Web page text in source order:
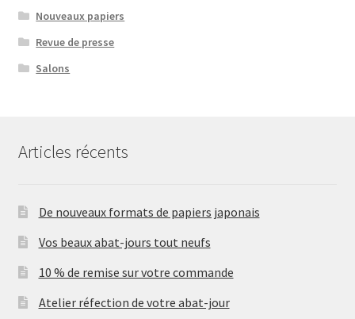
Nouveaux papiers
Revue de presse
Salons
Articles récents
De nouveaux formats de papiers japonais
Vos beaux abat-jours tout neufs
10 % de remise sur votre commande
Atelier réfection de votre abat-jour